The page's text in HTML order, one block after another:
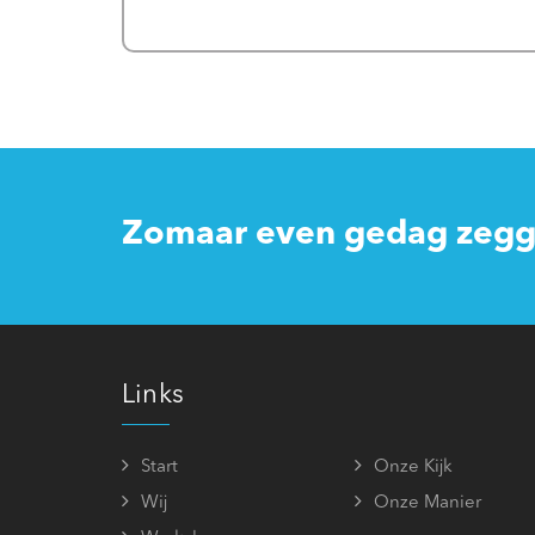
Zomaar even gedag
Links
Start
Wij
Onze Kijk
Onze Manier